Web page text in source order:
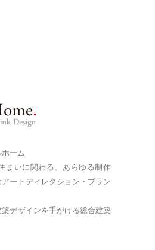
ーム
まいに関わる、あらゆる制作
ートディレクション・ブラン
デザインを手がける総合建築